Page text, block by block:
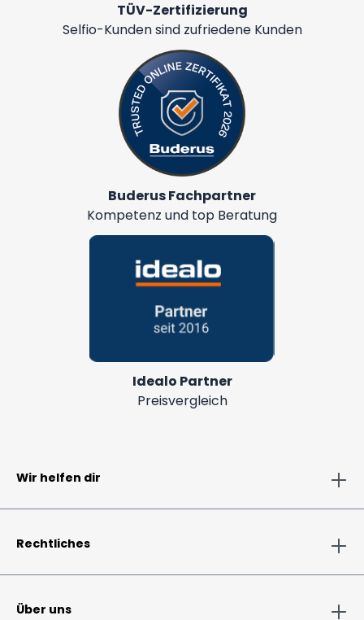
TÜV-Zertifizierung
Selfio-Kunden sind zufriedene Kunden
Buderus Fachpartner
Kompetenz und top Beratung
Idealo Partner
Preisvergleich
Wir helfen dir
Rechtliches
Über uns